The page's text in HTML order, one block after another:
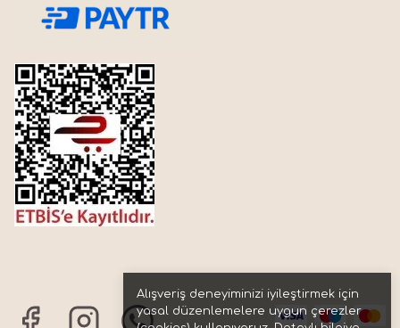
Alışveriş deneyiminizi iyileştirmek için
yasal düzenlemelere uygun çerezler